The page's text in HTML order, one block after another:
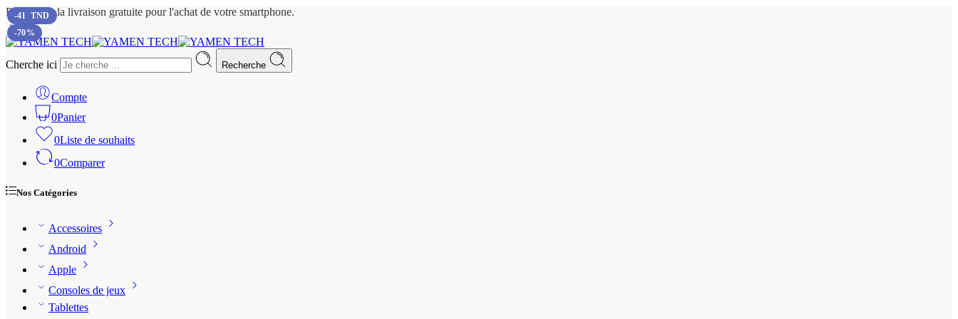
Profitez de la livraison gratuite pour l'achat de votre smartphone.
Cherche ici Recherche
Compte
0Panier
0Liste de souhaits
0Comparer
Nos Catégories
Accessoires
Android
Apple
Consoles de jeux
Tablettes
-41 TND
-70%